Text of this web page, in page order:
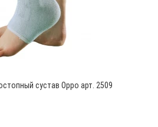
сустав Oppo арт. 2509